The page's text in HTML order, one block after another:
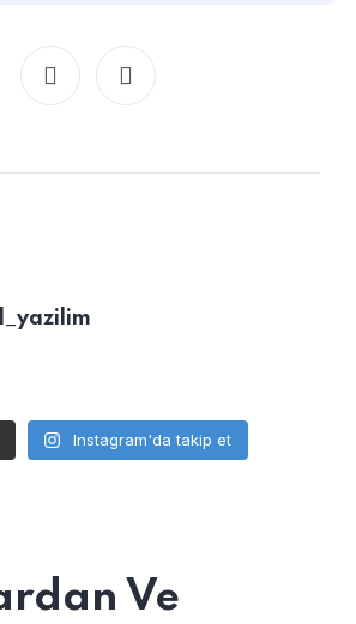
Instagram'da takip et
Ve